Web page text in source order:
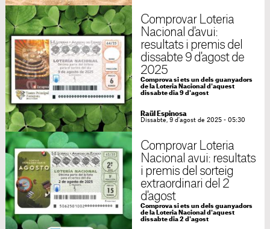
Comprovar Loteria
Nacional d'avui:
resultats i premis del
dissabte 9 d'agost de
2025
Comprova si ets un dels guanyadors
de la Loteria Nacional d'aquest
dissabte dia 9 d'agost
Raül Espinosa
Dissabte, 9 d'agost de 2025 - 05:30
Comprovar Loteria
Nacional avui: resultats
i premis del sorteig
extraordinari del 2
d'agost
Comprova si ets un dels guanyadors
de la Loteria Nacional d'aquest
dissabte dia 2 d'agost